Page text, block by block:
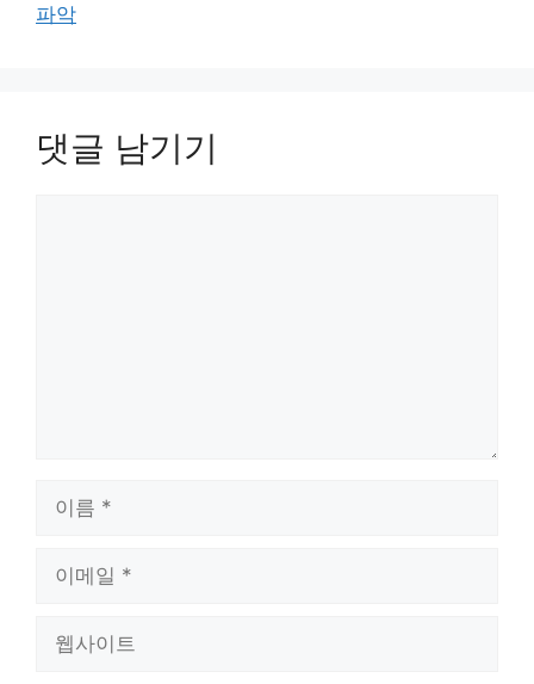
파악
댓글 남기기